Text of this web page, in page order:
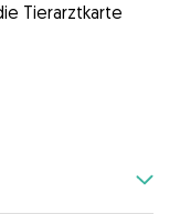
Tierarztkarte